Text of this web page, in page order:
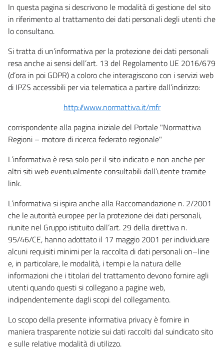
In questa pagina si descrivono le modalità di gestione del sito
in riferimento al trattamento dei dati personali degli utenti che
lo consultano.
Si tratta di un’informativa per la protezione dei dati personali
resa anche ai sensi dell’art. 13 del Regolamento UE 2016/679
(d’ora in poi GDPR) a coloro che interagiscono con i servizi web
di IPZS accessibili per via telematica a partire dall’indirizzo:
http://www.normattiva.it/mfr
corrispondente alla pagina iniziale del Portale "Normattiva
Regioni – motore di ricerca federato regionale"
L’informativa è resa solo per il sito indicato e non anche per
altri siti web eventualmente consultabili dall’utente tramite
link.
L’informativa si ispira anche alla Raccomandazione n. 2/2001
che le autorità europee per la protezione dei dati personali,
riunite nel Gruppo istituito dall’art. 29 della direttiva n.
95/46/CE, hanno adottato il 17 maggio 2001 per individuare
alcuni requisiti minimi per la raccolta di dati personali on–line
e, in particolare, le modalità, i tempi e la natura delle
informazioni che i titolari del trattamento devono fornire agli
utenti quando questi si collegano a pagine web,
indipendentemente dagli scopi del collegamento.
Lo scopo della presente informativa privacy è fornire in
maniera trasparente notizie sui dati raccolti dal suindicato sito
e sulle relative modalità di utilizzo.